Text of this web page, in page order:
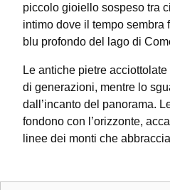
piccolo gioiello sospeso tra
intimo dove il tempo sembra
blu profondo del lago di
Le antiche pietre
di generazioni, mentre lo
dall’incanto del panorama.
fondono con l’orizzonte,
linee dei monti che